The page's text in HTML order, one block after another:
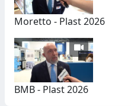
Moretto - Plast 2026
BMB - Plast 2026